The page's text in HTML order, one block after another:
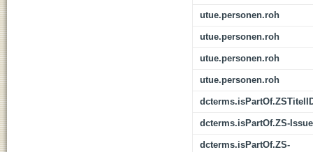
utue.personen.roh
utue.personen.roh
utue.personen.roh
utue.personen.roh
dcterms.isPartOf.ZS-Issue
dcterms.isPartOf.ZS-